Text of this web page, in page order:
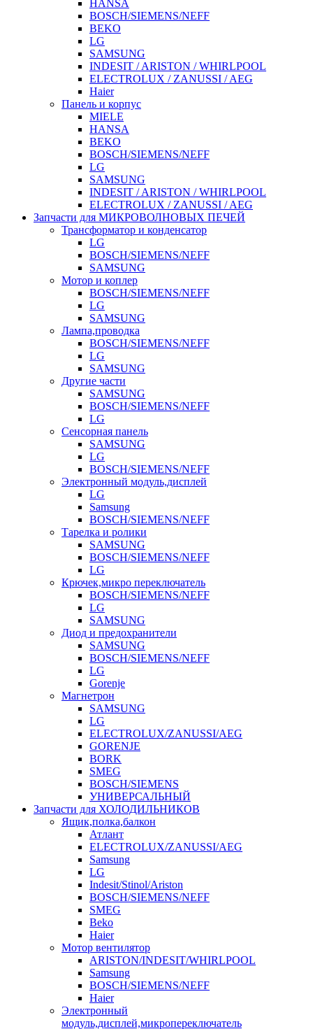
HANSA
BOSCH/SIEMENS/NEFF
BEKO
LG
SAMSUNG
INDESIT / ARISTON / WHIRLPOOL
ELECTROLUX / ZANUSSI / AEG
Haier
Панель и корпус
MIELE
HANSA
BEKO
BOSCH/SIEMENS/NEFF
LG
SAMSUNG
INDESIT / ARISTON / WHIRLPOOL
ELECTROLUX / ZANUSSI / AEG
Запчасти для МИКРОВОЛНОВЫХ ПЕЧЕЙ
Трансформатор и конденсатор
LG
BOSCH/SIEMENS/NEFF
SAMSUNG
Мотор и коплер
BOSCH/SIEMENS/NEFF
LG
SAMSUNG
Лампа,проводка
BOSCH/SIEMENS/NEFF
LG
SAMSUNG
Другие части
SAMSUNG
BOSCH/SIEMENS/NEFF
LG
Сенсорная панель
SAMSUNG
LG
BOSCH/SIEMENS/NEFF
Электронный модуль,дисплей
LG
Samsung
BOSCH/SIEMENS/NEFF
Тарелка и ролики
SAMSUNG
BOSCH/SIEMENS/NEFF
LG
Крючек,микро переключатель
BOSCH/SIEMENS/NEFF
LG
SAMSUNG
Диод и предохранители
SAMSUNG
BOSCH/SIEMENS/NEFF
LG
Gorenje
Магнетрон
SAMSUNG
LG
ELECTROLUX/ZANUSSI/AEG
GORENJE
BORK
SMEG
BOSCH/SIEMENS
УНИВЕРСАЛЬНЫЙ
Запчасти для ХОЛОДИЛЬНИКОВ
Ящик,полка,балкон
Атлант
ELECTROLUX/ZANUSSI/AEG
Samsung
LG
Indesit/Stinol/Ariston
BOSCH/SIEMENS/NEFF
SMEG
Beko
Haier
Мотор вентилятор
ARISTON/INDESIT/WHIRLPOOL
Samsung
BOSCH/SIEMENS/NEFF
Haier
Электронный
модуль,дисплей,микропереключатель